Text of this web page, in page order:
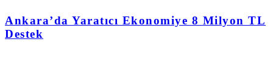
Ankara’da Yaratıcı Ekonomiye 8 Milyon TL
Destek